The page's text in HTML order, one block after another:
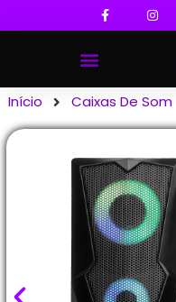
Início Caixas De Som